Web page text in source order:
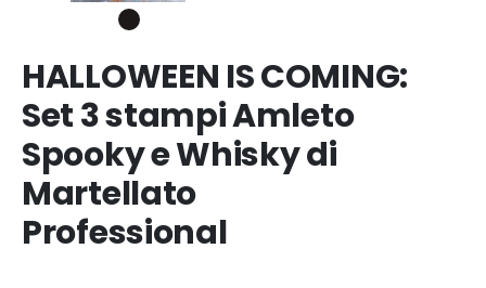
HALLOWEEN IS COMING:
Set 3 stampi Amleto
Spooky e Whisky di
Martellato
Professional